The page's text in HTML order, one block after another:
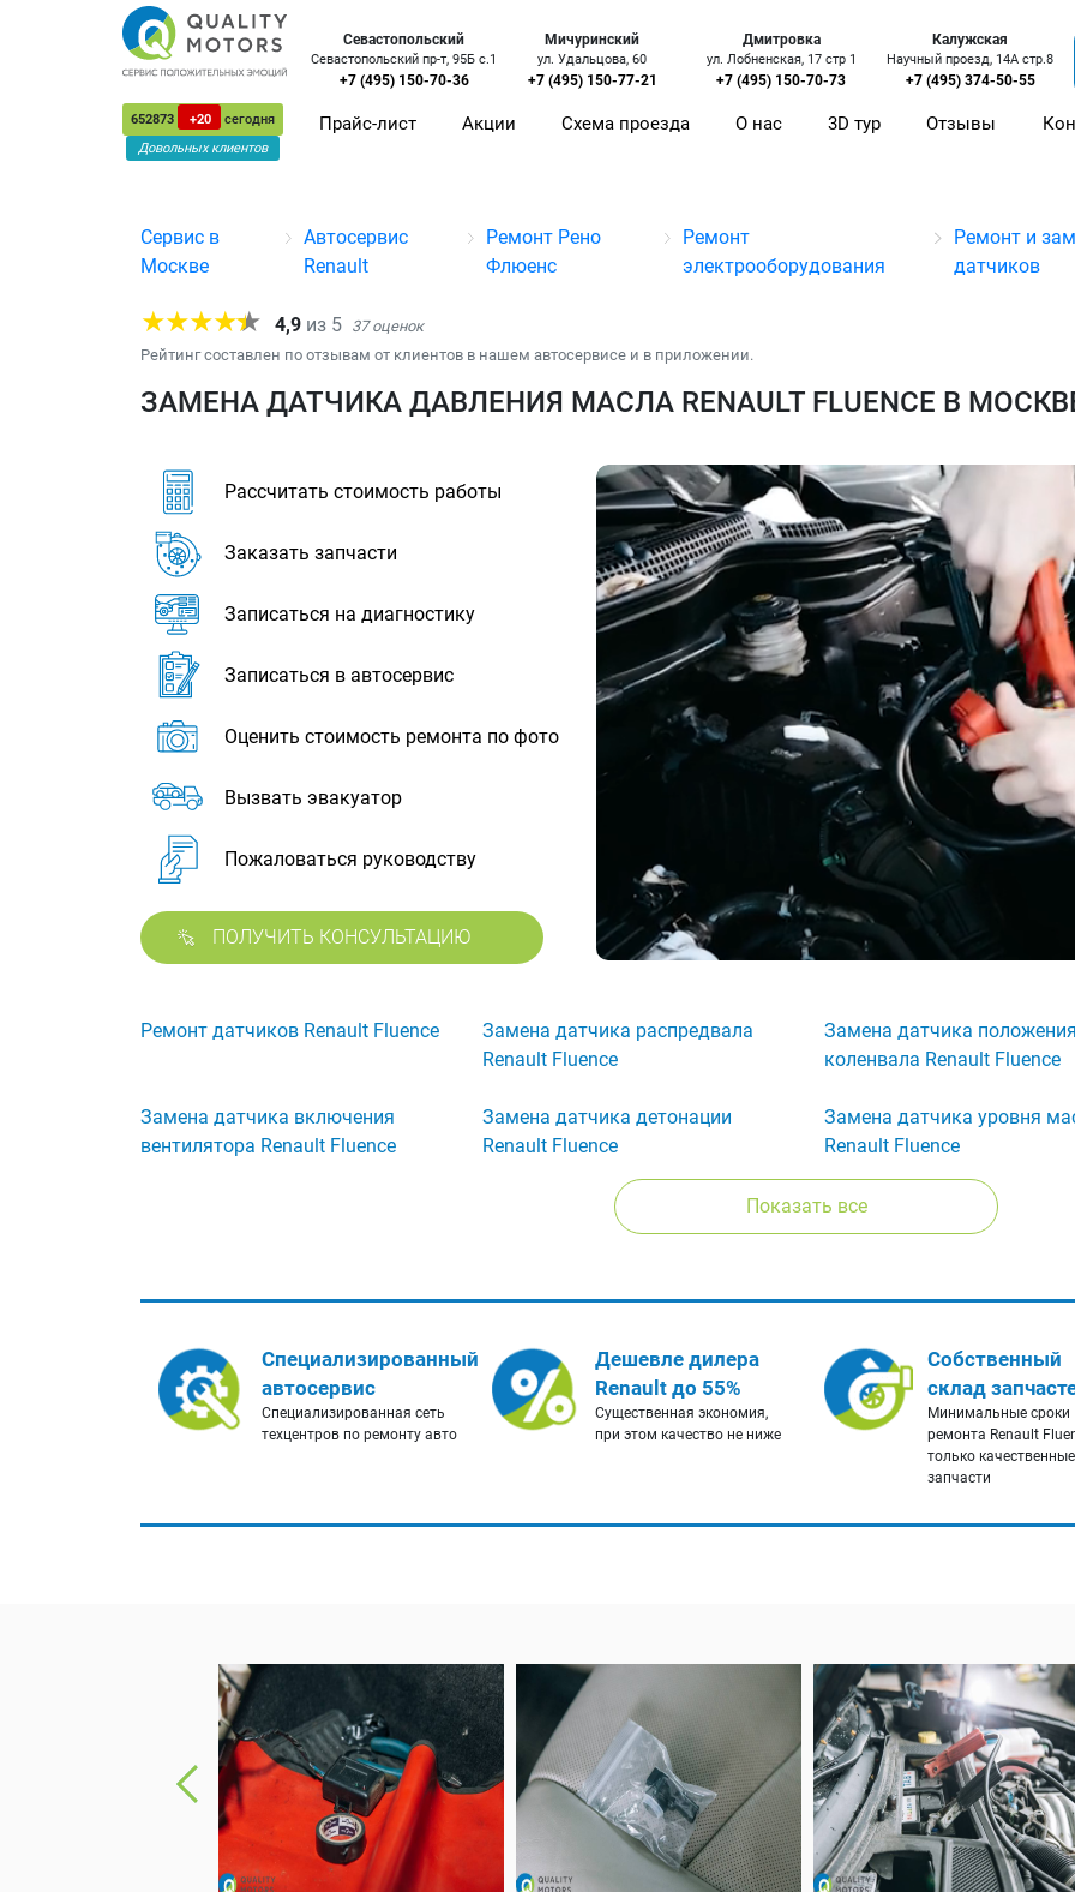
652873 +20
сегодня
Довольных клиентов
Севастопольский
Севастопольский пр-т, 95Б с.1
+7 (495) 150-70-36
Мичуринский
ул. Удальцова, 60
+7 (495) 150-77-21
Дмитровка
ул. Лобненская, 17 стр 1
+7 (495) 150-70-73
Калужская
Научный проезд, 14А стр.8
+7 (495) 374-50-55
Прайс-лист Акции Схема проезда О нас 3D тур Отзывы
Сервис в
Москве
Автосервис
Renault
Ремонт Рено
Флюенс
Ремонт
электрооборудования
Ремонт и
датчиков
4,9 из 5 37оценок
Рейтинг составлен по отзывам от клиентов в нашем автосервисе и в приложении.
ЗАМЕНА ДАТЧИКА ДАВЛЕНИЯ МАСЛА RENAULT FLUENCE В
Рассчитать стоимость работы
Заказать запчасти
Записаться на диагностику
Записаться в автосервис
Оценить стоимость ремонта по фото
Вызвать эвакуатор
Пожаловаться руководству
ПОЛУЧИТЬ КОНСУЛЬТАЦИЮ
Ремонт датчиков Renault Fluence
Замена датчика распредвала
Renault Fluence
Замена датчика положения
коленвала Renault Fluence
Замена датчика включения
вентилятора Renault Fluence
Замена датчика детонации
Renault Fluence
Замена датчика уровня
Renault Fluence
Показать все
Специализированный
автосервис
Специализированная сеть
техцентров по ремонту авто
Дешевле дилера
Renault до 55%
Существенная экономия,
при этом качество не ниже
Собственный
склад
Минимальные сроки
ремонта Renault
только качественные
запчасти